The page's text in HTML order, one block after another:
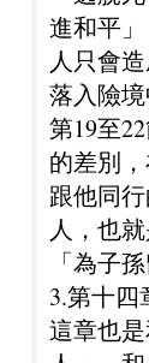
進和平
人只會
落入險
第19至
的差別
跟他同
人，也
「為子
3.第十四
這章也